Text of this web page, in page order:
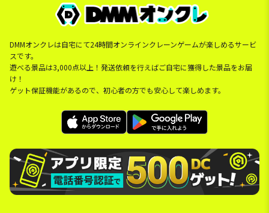
DMMオンクレは自宅にて24時間オンラインクレーンゲームが楽しめるサービ
スです。
遊べる景品は3,000点以上！発送依頼を行えばご自宅に獲得した景品をお届
け！
ゲット保証機能があるので、初心者の方でも安心して楽しめます。